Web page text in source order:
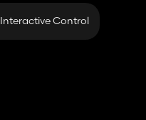
Interactive Control